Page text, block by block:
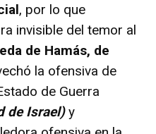
, por lo que
invisible del temor al
de Hamás, de
la ofensiva de
de Guerra
de Israel)y